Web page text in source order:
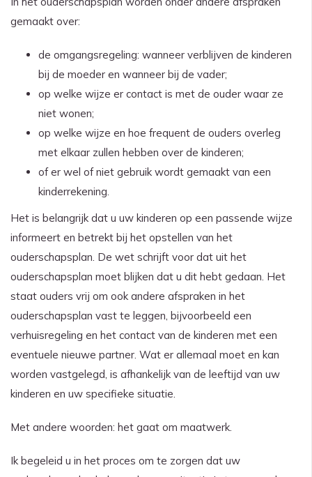
gemaakt over:
de omgangsregeling: wanneer verblijven de kinderen
bij de moeder en wanneer bij de vader;
op welke wijze er contact is met de ouder waar ze
niet wonen;
op welke wijze en hoe frequent de ouders overleg
met elkaar zullen hebben over de kinderen;
of er wel of niet gebruik wordt gemaakt van een
kinderrekening.
Het is belangrijk dat u uw kinderen op een passende wijze
informeert en betrekt bij het opstellen van het
ouderschapsplan. De wet schrijft voor dat uit het
ouderschapsplan moet blijken dat u dit hebt gedaan. Het
staat ouders vrij om ook andere afspraken in het
ouderschapsplan vast te leggen, bijvoorbeeld een
verhuisregeling en het contact van de kinderen met een
eventuele nieuwe partner. Wat er allemaal moet en kan
worden vastgelegd, is afhankelijk van de leeftijd van uw
kinderen en uw specifieke situatie.
Met andere woorden: het gaat om maatwerk.
Ik begeleid u in het proces om te zorgen dat uw